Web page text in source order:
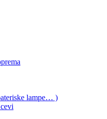
lampe… )